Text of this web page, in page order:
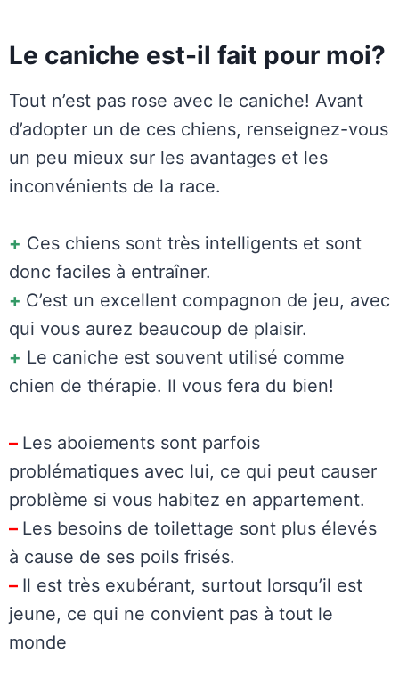
Le caniche est-il fait pour moi?
Tout n’est pas rose avec le caniche! Avant
d’adopter un de ces chiens, renseignez-vous
un peu mieux sur les avantages et les
inconvénients de la race.
+ Ces chiens sont très intelligents et sont
donc faciles à entraîner.
+ C’est un excellent compagnon de jeu, avec
qui vous aurez beaucoup de plaisir.
+ Le caniche est souvent utilisé comme
chien de thérapie. Il vous fera du bien!
– Les aboiements sont parfois
problématiques avec lui, ce qui peut causer
problème si vous habitez en appartement.
– Les besoins de toilettage sont plus élevés
à cause de ses poils frisés.
– Il est très exubérant, surtout lorsqu’il est
jeune, ce qui ne convient pas à tout le
monde